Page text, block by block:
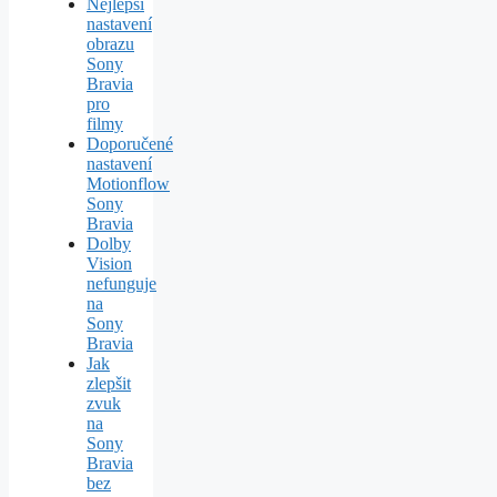
nastavení
obrazu
Sony
Bravia
pro
filmy
Doporučené
nastavení
Motionflow
Sony
Bravia
Dolby
Vision
nefunguje
na
Sony
Bravia
Jak
zlepšit
zvuk
na
Sony
Bravia
bez